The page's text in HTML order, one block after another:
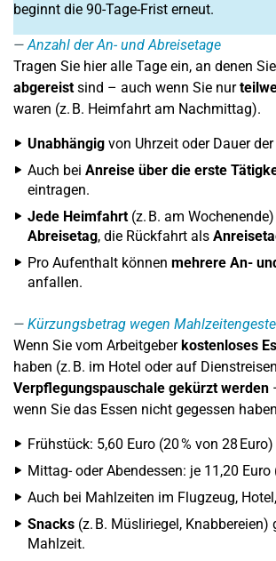
beginnt die 90-Tage-Frist erneut.
Anzahl der An- und Abreisetage
Tragen Sie hier alle Tage ein, an denen Sie
abgereistsind – auch wenn Sie nur
waren (z. B. Heimfahrt am Nachmittag).
Unabhängig von Uhrzeit oder Dauer
Auch bei Anreise über die erste
eintragen.
Jede Heimfahrt(z. B. am
Abreisetag, die Rückfahrt als
Pro Aufenthalt können mehrere An-
anfallen.
Kürzungsbetrag wegen
Wenn Sie vom Arbeitgeberkostenloses
haben (z. B. im Hotel oder auf
Verpflegungspauschale gekürzt werden
wenn Sie das Essen nicht gegessen
Frühstück: 5,60 Euro (20 % von 28 Euro)
Mittag- oder Abendessen: je 11,20 Euro
Auch bei Mahlzeiten im Flugzeug,
Snacks (z. B. Müsliriegel, Knabbereien)
Mahlzeit.